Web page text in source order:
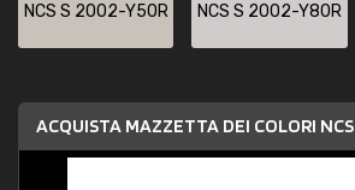
NCS S 2002-Y50R NCS S 2002-Y80R
ACQUISTA MAZZETTA DEI COLORI NCS